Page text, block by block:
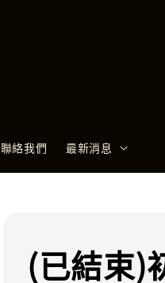
聯絡我們 最新消息
(已結束)